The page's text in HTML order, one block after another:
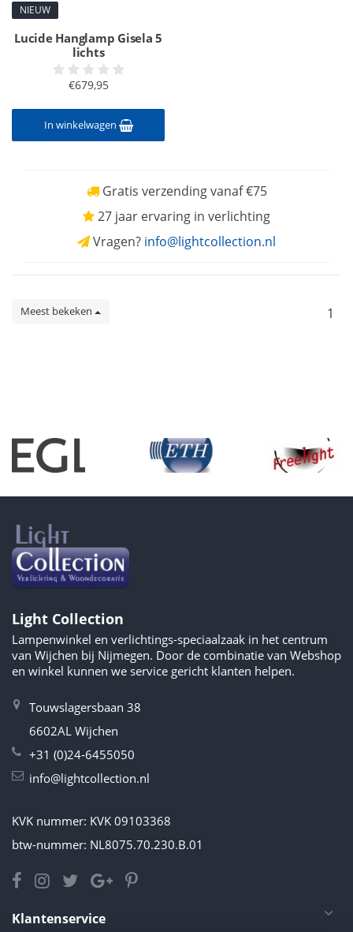
NIEUW
Lucide Hanglamp Gisela 5
lichts
€679,95
In winkelwagen
Gratis verzending vanaf €75
27 jaar ervaring in verlichting
Vragen? info@lightcollection.nl
Meest bekeken 1
Light Collection
Lampenwinkel en verlichtings-speciaalzaak in het centrum
van Wijchen bij Nijmegen. Door de combinatie van Webshop
en winkel kunnen we service gericht klanten helpen.
Touwslagersbaan 38
6602AL Wijchen
+31 (0)24-6455050
info@lightcollection.nl
KVK nummer: KVK 09103368
btw-nummer: NL8075.70.230.B.01
Klantenservice